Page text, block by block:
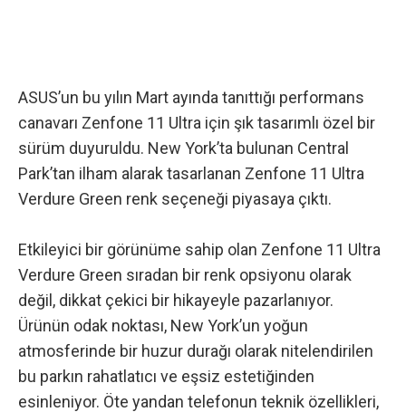
ASUS’un bu yılın Mart ayında tanıttığı performans
canavarı Zenfone 11 Ultra için şık tasarımlı özel bir
sürüm duyuruldu. New York’ta bulunan Central
Park’tan ilham alarak tasarlanan Zenfone 11 Ultra
Verdure Green renk seçeneği piyasaya çıktı.
Etkileyici bir görünüme sahip olan Zenfone 11 Ultra
Verdure Green sıradan bir renk opsiyonu olarak
değil, dikkat çekici bir hikayeyle pazarlanıyor.
Ürünün odak noktası, New York’un yoğun
atmosferinde bir huzur durağı olarak nitelendirilen
bu parkın rahatlatıcı ve eşsiz estetiğinden
esinleniyor. Öte yandan telefonun teknik özellikleri,